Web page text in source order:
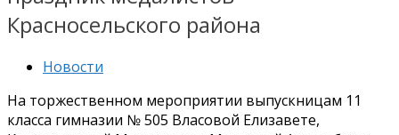
Красносельского района
Новости
На торжественном мероприятии выпускницам 11
класса гимназии № 505 Власовой Елизавете,